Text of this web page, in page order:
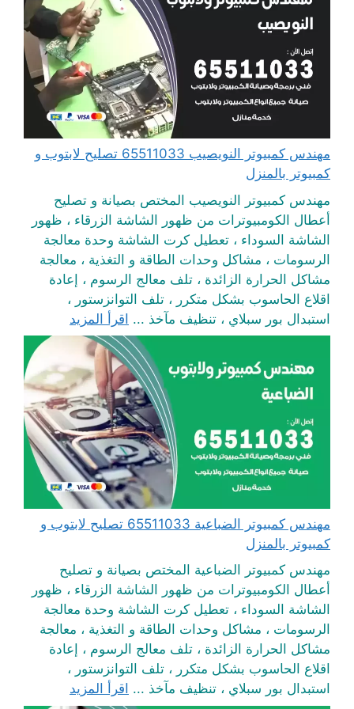
مهندس كمبيوتر النويصيب 65511033 تصليح لابتوب و
كمبيوتر بالمنزل
مهندس كمبيوتر النويصيب المختص بصيانة و تصليح
أعطال الكومبيوترات من ظهور الشاشة الزرقاء ، ظهور
الشاشة السوداء ، تعطيل كرت الشاشة وحدة معالجة
الرسومات ، مشاكل وحدات الطاقة و التغذية ، معالجة
مشاكل الحرارة الزائدة ، تلف معالج الرسوم ، إعادة
اقلاع الحاسوب بشكل متكرر ، تلف التوانزستور ،
استبدال بور سبلاي ، تنظيف مآخذ ... اقرأ المزيد
مهندس كمبيوتر الضباعية 65511033 تصليح لابتوب و
كمبيوتر بالمنزل
مهندس كمبيوتر الضباعية المختص بصيانة و تصليح
أعطال الكومبيوترات من ظهور الشاشة الزرقاء ، ظهور
الشاشة السوداء ، تعطيل كرت الشاشة وحدة معالجة
الرسومات ، مشاكل وحدات الطاقة و التغذية ، معالجة
مشاكل الحرارة الزائدة ، تلف معالج الرسوم ، إعادة
اقلاع الحاسوب بشكل متكرر ، تلف التوانزستور ،
استبدال بور سبلاي ، تنظيف مآخذ ... اقرأ المزيد